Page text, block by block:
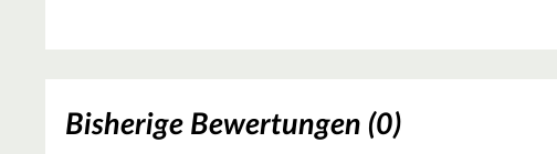
Bisherige Bewertungen (0)